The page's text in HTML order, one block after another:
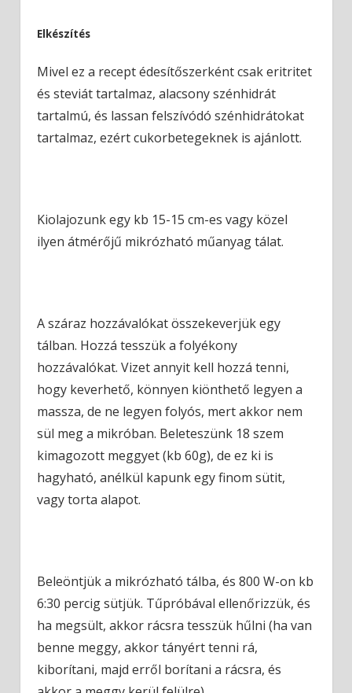
Elkészítés
Mivel ez a recept édesítőszerként csak eritritet
és steviát tartalmaz, alacsony szénhidrát
tartalmú, és lassan felszívódó szénhidrátokat
tartalmaz, ezért cukorbetegeknek is ajánlott.
Kiolajozunk egy kb 15-15 cm-es vagy közel
ilyen átmérőjű mikrózható műanyag tálat.
A száraz hozzávalókat összekeverjük egy
tálban. Hozzá tesszük a folyékony
hozzávalókat. Vizet annyit kell hozzá tenni,
hogy keverhető, könnyen kiönthető legyen a
massza, de ne legyen folyós, mert akkor nem
sül meg a mikróban. Beleteszünk 18 szem
kimagozott meggyet (kb 60g), de ez ki is
hagyható, anélkül kapunk egy finom sütit,
vagy torta alapot.
Beleöntjük a mikrózható tálba, és 800 W-on kb
6:30 percig sütjük. Tűpróbával ellenőrizzük, és
ha megsült, akkor rácsra tesszük hűlni (ha van
benne meggy, akkor tányért tenni rá,
kiborítani, majd erről borítani a rácsra, és